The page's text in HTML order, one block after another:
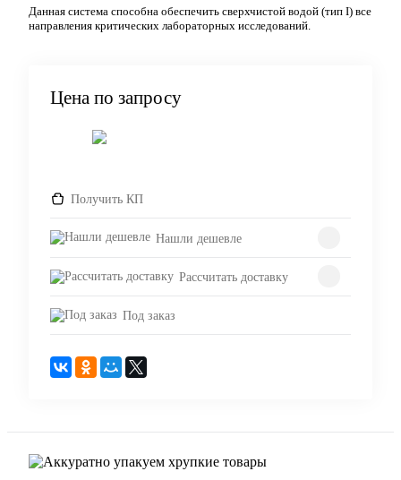
Данная система способна обеспечить сверхчистой водой (тип I) все
направления критических лабораторных исследований.
Цена по запросу
Получить КП
Нашли дешевле
Рассчитать доставку
Под заказ